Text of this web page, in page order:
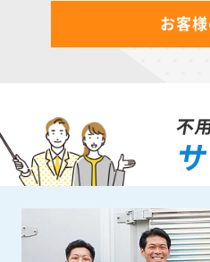
お客
不